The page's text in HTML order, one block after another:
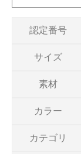
認定番号
サイズ
素材
カラー
カテゴリ